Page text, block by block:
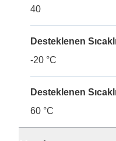
40
Desteklenen
-20 °C
Desteklenen
60 °C